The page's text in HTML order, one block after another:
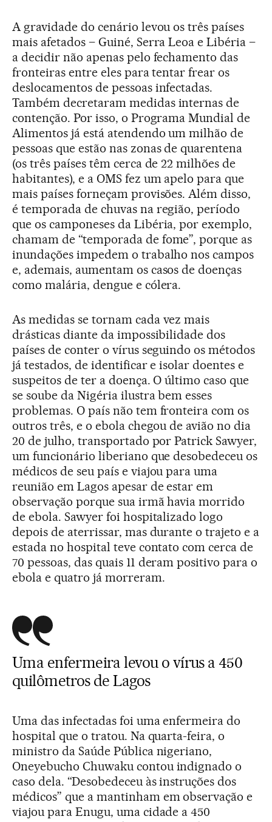
A gravidade do cenário levou os três países
mais afetados – Guiné, Serra Leoa e Libéria –
a decidir não apenas pelo fechamento das
fronteiras entre eles para tentar frear os
deslocamentos de pessoas infectadas.
Também decretaram medidas internas de
contenção. Por isso, o Programa Mundial de
Alimentos já está atendendo um milhão de
pessoas que estão nas zonas de quarentena
(os três países têm cerca de 22 milhões de
habitantes), e a OMS fez um apelo para que
mais países forneçam provisões. Além disso,
é temporada de chuvas na região, período
que os camponeses da Libéria, por exemplo,
chamam de “temporada de fome”, porque as
inundações impedem o trabalho nos campos
e, ademais, aumentam os casos de doenças
como malária, dengue e cólera.
As medidas se tornam cada vez mais
drásticas diante da impossibilidade dos
países de conter o vírus seguindo os métodos
já testados, de identificar e isolar doentes e
suspeitos de ter a doença. O último caso que
se soube da Nigéria ilustra bem esses
problemas. O país não tem fronteira com os
outros três, e o ebola chegou de avião no dia
20 de julho, transportado por Patrick Sawyer,
um funcionário liberiano que desobedeceu os
médicos de seu país e viajou para uma
reunião em Lagos apesar de estar em
observação porque sua irmã havia morrido
de ebola. Sawyer foi hospitalizado logo
depois de aterrissar, mas durante o trajeto e a
estada no hospital teve contato com cerca de
70 pessoas, das quais 11 deram positivo para o
ebola e quatro já morreram.
Uma enfermeira levou o vírus a 450
quilômetros de Lagos
Uma das infectadas foi uma enfermeira do
hospital que o tratou. Na quarta-feira, o
ministro da Saúde Pública nigeriano,
Oneyebucho Chuwaku contou indignado o
caso dela. “Desobedeceu às instruções dos
médicos” que a mantinham em observação e
viajou para Enugu, uma cidade a 450